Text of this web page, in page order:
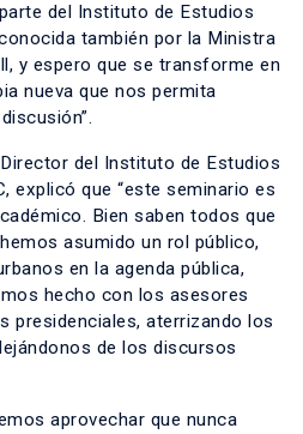
del Instituto de Estudios
también por la Ministra
y espero que se transforme en
nueva que nos permita
del Instituto de Estudios
explicó que “este seminario es
Bien saben todos que
asumido un rol público,
en la agenda pública,
hecho con los asesores
presidenciales, aterrizando los
de los discursos
aprovechar que nunca